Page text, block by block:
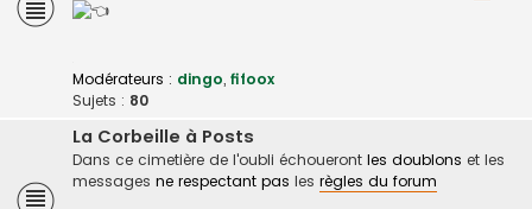
Modérateurs : dingo, fifoox
Sujets : 80
La Corbeille à Posts
Dans ce cimetière de l'oubli échoueront les doublons et les
messages ne respectant pas les règles du forum